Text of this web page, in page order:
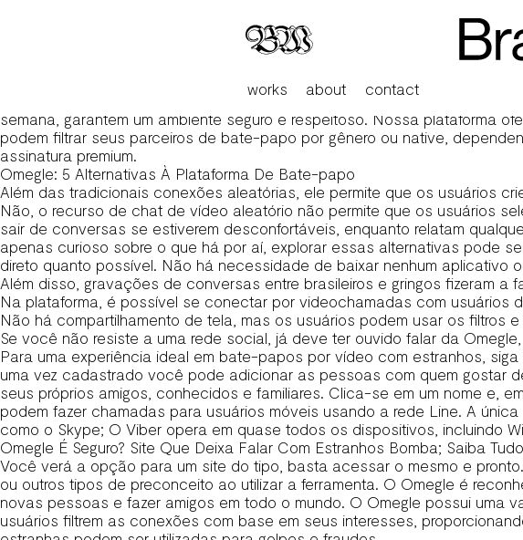
works about contact
Contudo, não tem como confirmar se quem acessa a plataforma
dos pais. Para se ter uma noção, só em nosso país estima-se que o
A plataforma oferece serviços anônimos bate-papos onde sua
permite que você explore e se conecte livremente, sem preocupações
semana, garantem um ambiente seguro e respeitoso. Nossa plataforma
podem filtrar seus parceiros de bate-papo por gênero ou native,
assinatura premium.
Omegle: 5 Alternativas À Plataforma De Bate-papo
Além das tradicionais conexões aleatórias, ele permite que os usuários
Não, o recurso de chat de vídeo aleatório não permite que os usuários
sair de conversas se estiverem desconfortáveis, enquanto relatam
apenas curioso sobre o que há por aí, explorar essas alternativas pode
direto quanto possível. Não há necessidade de baixar nenhum aplicativo
Além disso, gravações de conversas entre brasileiros e gringos fizeram a
Na plataforma, é possível se conectar por videochamadas com
Não há compartilhamento de tela, mas os usuários podem usar os filtros
Se você não resiste a uma rede social, já deve ter ouvido falar da
Para uma experiência ideal em bate-papos por vídeo com estranhos,
uma vez cadastrado você pode adicionar as pessoas com quem gostar
seus próprios amigos, conhecidos e familiares. Clica-se em um nome e,
podem fazer chamadas para usuários móveis usando a rede Line. A
como o Skype; O Viber opera em quase todos os dispositivos, incluindo
Omegle É Seguro? Site Que Deixa Falar Com Estranhos Bomba; Saiba Tudo
Você verá a opção para um site do tipo, basta acessar o mesmo e
ou outros tipos de preconceito ao utilizar a ferramenta. O Omegle é
novas pessoas e fazer amigos em todo o mundo. O Omegle possui uma
usuários filtrem as conexões com base em seus interesses,